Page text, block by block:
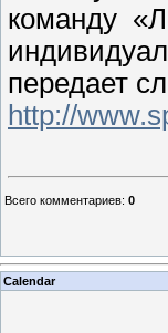
команду
передает
http://
Всего комментариев: 0
Calendar